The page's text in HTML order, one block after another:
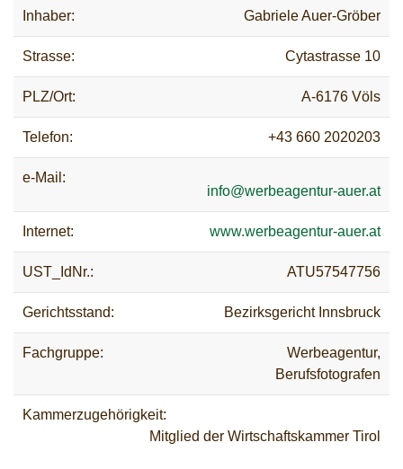
Inhaber: Gabriele Auer-Gröber
Strasse: Cytastrasse 10
PLZ/Ort: A-6176 Völs
Telefon: +43 660 2020203
e-Mail:
info@werbeagentur-auer.at
Internet: www.werbeagentur-auer.at
UST_IdNr.: ATU57547756
Gerichtsstand: Bezirksgericht Innsbruck
Fachgruppe:
Werbeagentur,
Berufsfotografen
Kammerzugehörigkeit:
Mitglied der Wirtschaftskammer Tirol